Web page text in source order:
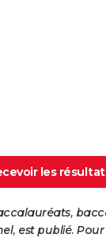
les
est publié.